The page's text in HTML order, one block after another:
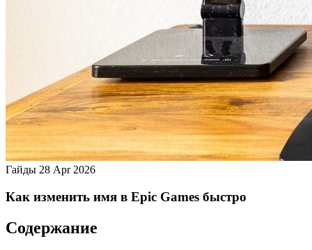
Гайды 28 Apr 2026
Как изменить имя в Epic Games быстро
Содержание